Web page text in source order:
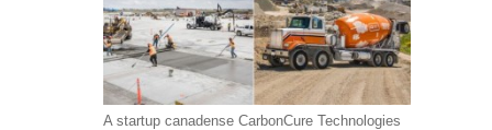
A startup canadense CarbonCure Technologies